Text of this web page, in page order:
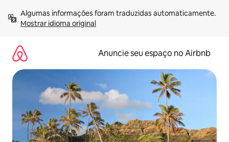
para
Mostrar idioma original
Anuncie seu espaço no Airbnb